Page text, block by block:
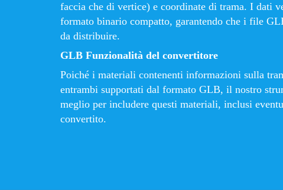
faccia che di vertice) e coordinate di trama. I dati
formato binario compatto, garantendo che i file
da distribuire.
GLB Funzionalità del convertitore
Poiché i materiali contenenti informazioni sulla
entrambi supportati dal formato GLB, il nostro
meglio per includere questi materiali, inclusi
convertito.